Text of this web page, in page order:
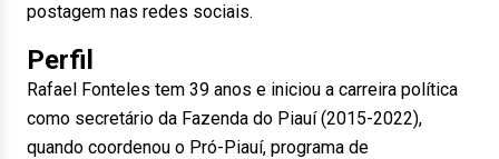
postagem nas redes sociais.
Perfil
Rafael Fonteles tem 39 anos e iniciou a carreira política
como secretário da Fazenda do Piauí (2015-2022),
quando coordenou o Pró-Piauí, programa de